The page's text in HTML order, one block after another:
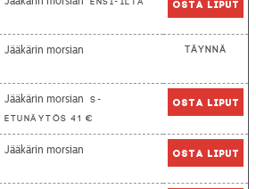
Osta liput
Jääkärin morsian Täynnä
Jääkärin morsian
S-
etunäytös 41 €
Osta liput
Jääkärin morsian Osta liput